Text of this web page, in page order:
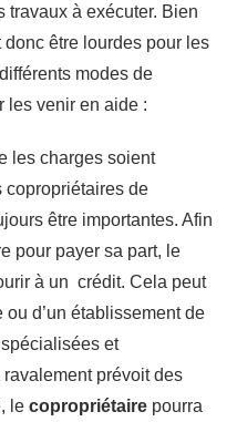
travaux à exécuter. Bien
être lourdes pour les
modes de
les venir en aide :
les charges soient
copropriétaires de
être importantes. Afin
pour payer sa part, le
à un crédit. Cela peut
d’un établissement de
et
prévoit des
le copropriétaire pourra